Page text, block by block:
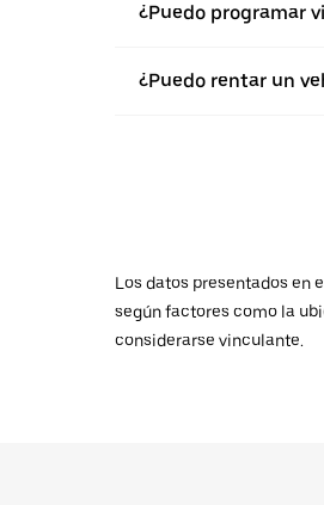
¿Puedo programar
¿Puedo rentar un
Los datos presentados en
según factores como la
considerarse vinculante.